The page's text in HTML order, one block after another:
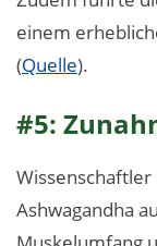
einem
(Quelle).
#5:
Ashwagandha